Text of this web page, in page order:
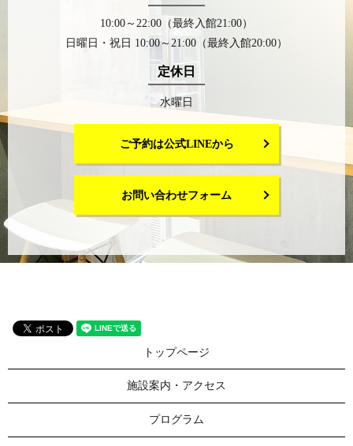
10:00～22:00（最終入館21:00）
日曜日・祝日 10:00～21:00（最終入館20:00）
定休日
水曜日
ご予約は公式LINEから
お問い合わせフォーム
トップページ
施設案内・アクセス
プログラム